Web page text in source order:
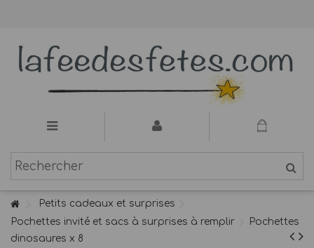
Petits cadeaux et surprises
Pochettes invité et sacs à surprises à remplir
Pochettes
dinosaures x 8